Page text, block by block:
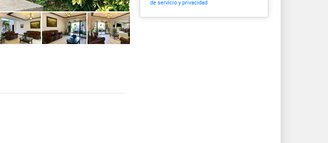
de servicio y privacidad